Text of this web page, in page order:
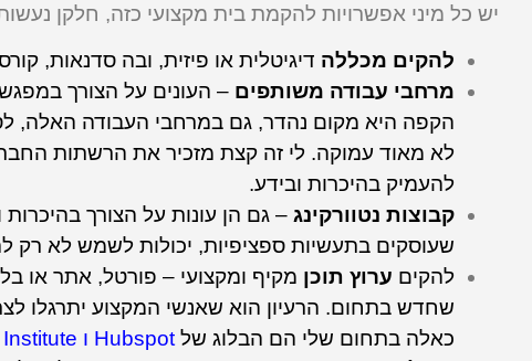
יש כל מיני אפשרויות להקמת בית מקצועי כזה, חלקן
להקים מכללה דיגיטלית או פיזית, ובה סדנאות,
מרחבי עבודה משותפים – העונים על הצורך
הקפה היא מקום נהדר, גם במרחבי העבודה האלה,
לא מאוד עמוקה. לי זה קצת מזכיר את הרשתות
להעמיק בהיכרות ובידע.
קבוצות נטוורקינג – גם הן עונות על הצורך
שעוסקים בתעשיות ספציפיות, יכולות לשמש לא רק
להקים ערוץ תוכן מקיף ומקצועי – פורטל, אתר או
שחדש בתחום. הרעיון הוא שאנשי המקצוע יתרגלו
כאלה בתחום שלי הם הבלוג של Hubspot ו